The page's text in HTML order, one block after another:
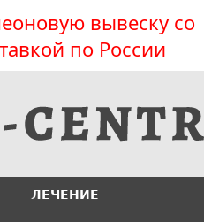
вывеску со
по России
ЛЕЧЕНИЕ